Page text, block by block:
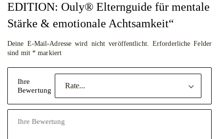
EDITION: Ouly® Elternguide für mentale
Stärke & emotionale Achtsamkeit“
Deine E-Mail-Adresse wird nicht veröffentlicht. Erforderliche Felder
sind mit * markiert
Ihre
Bewertung